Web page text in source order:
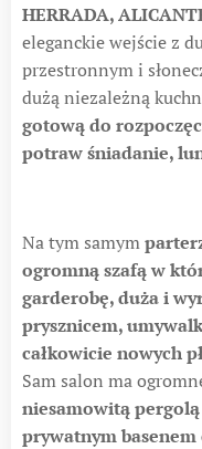
HERRADA,
eleganckie wejście z
przestronnym i
dużą niezależną
gotową do
potraw śniadanie,
Na tym samym
ogromną szafą w
garderobę, duża i
prysznicem,
całkowicie nowych
Sam salon ma
niesamowitą
prywatnym